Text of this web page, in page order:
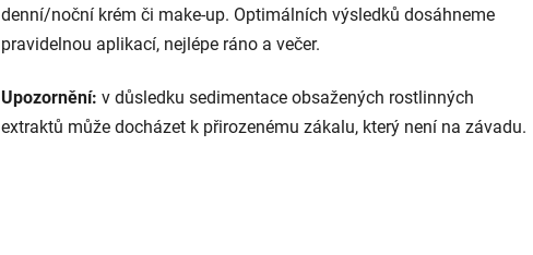
denní/noční krém či make-up. Optimálních výsledků dosáhneme
pravidelnou aplikací, nejlépe ráno a večer.
Upozornění: v důsledku sedimentace obsažených rostlinných
extraktů může docházet k přirozenému zákalu, který není na závadu.